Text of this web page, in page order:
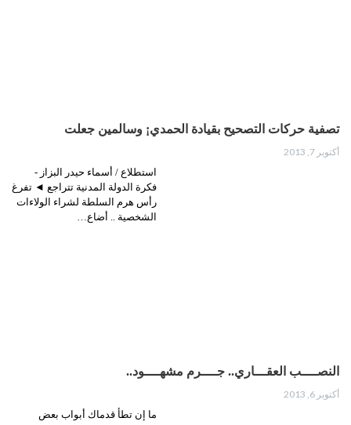
تصفية حركات التصحيح بقيادة الحمدي¡ وسالمين جعلت
أكتوبر 7, 2013
استطلاع / أسماء حيدر البزاز -
فكرة الدولة المدنية تتراجع ◄ تفرغ
رأس هرم السلطة لشراء الولاءات
الشخصية .. أضاع…
النصــــب العقـــاري.. جــــرم مشهــــود..
أكتوبر 6, 2013
ما إن تطأ قدماك أبواب بعض